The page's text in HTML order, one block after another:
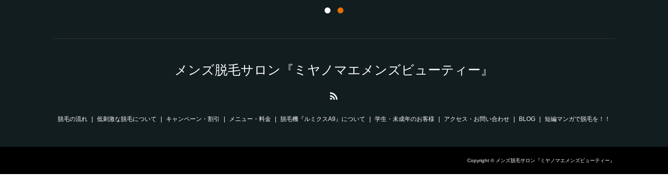
メンズ脱毛サロン『ミヤノマエメンズビューティー』
脱毛の流れ 低刺激な脱毛について キャンペーン・割引 メニュー・料金 脱毛機『ルミクスA9』について 学生・未成年のお客様 アクセス・お問い合わせ BLOG 短編マンガで脱毛を！！
Copyright © メンズ脱毛サロン『ミヤノマエメンズビューティー』